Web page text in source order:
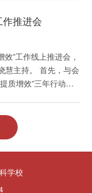
作推进会
”工作线上推进会，
慧主持。 首先，与会
质增效”三年行动计
学校